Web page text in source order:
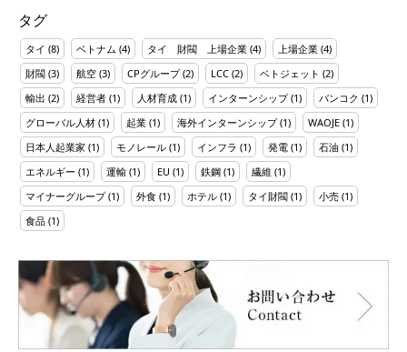
タグ
タイ (8) ベトナム (4) タイ 財閥 上場企業 (4) 上場企業 (4)
財閥 (3) 航空 (3) CPグループ(2) LCC (2) ベトジェット (2)
輸出 (2) 経営者 (1) 人材育成 (1) インターンシップ(1) バンコク (1)
グローバル人材 (1) 起業 (1) 海外インターンシップ(1) WAOJE (1)
日本人起業家 (1) モノレール (1) インフラ (1) 発電 (1) 石油 (1)
エネルギー (1) 運輸 (1) EU (1) 鉄鋼 (1) 繊維 (1)
マイナーグループ(1) 外食 (1) ホテル (1) タイ財閥 (1) 小売 (1)
食品 (1)